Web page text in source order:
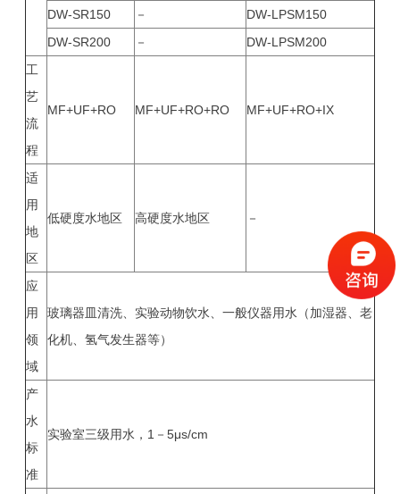
DW-SR150 －
DW-LPSM150
DW-SR200
－
DW-LPSM200
工
艺
流
程
MF+UF+RO MF+UF+RO+RO MF+UF+RO+IX
适
用
地
区
低硬度水地区 高硬度水地区 －
应
用
领
域
玻璃器皿清洗、实验动物饮水、一般仪器用水（加湿器、老
化机、氢气发生器等）
产
水
标
准
实验室三级用水，1－5μs/cm